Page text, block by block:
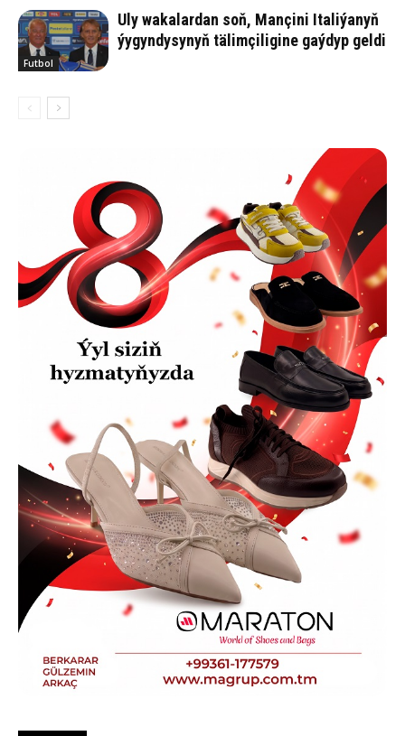
Futbol
Uly wakalardan soň, Mançini Italiýanyň
ýygyndysynyň tälimçiligine gaýdyp geldi